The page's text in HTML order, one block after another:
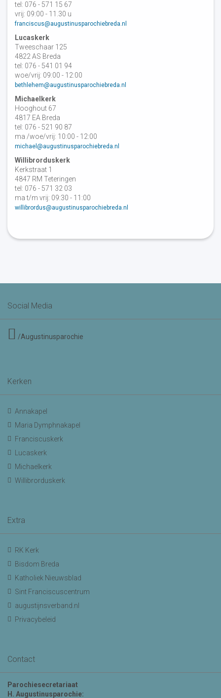
tel: 076 - 571 15 67
vrij: 09:00 - 11.30 u
franciscus@augustinusparochiebreda.nl
Lucaskerk
Tweeschaar 125
4822 AS Breda
tel: 076 - 541 01 94
woe/vrij: 09:00 - 12:00
bethlehem@augustinusparochiebreda.nl
Michaelkerk
Hooghout 67
4817 EA Breda
tel: 076 - 521 90 87
ma /woe/vrij: 10:00 - 12:00
michael@augustinusparochiebreda.nl
Willibrorduskerk
Kerkstraat 1
4847 RM Teteringen
tel: 076 - 571 32 03
ma t/m vrij: 09:30 - 11:00
willibrordus@augustinusparochiebreda.nl
Social Media
/Augustinusparochie
Kerken
Annakapel
Maria Dymphnakapel
Franciscuskerk
Lucaskerk
Michaelkerk
Willibrorduskerk
Extra
RK Kerk
Bisdom Breda
Katholiek Nieuwsblad
Sint Franciscuscentrum
augustijnsverband.nl
Privacybeleid
Contact
Parochiesecretariaat
H. Augustinusparochie: